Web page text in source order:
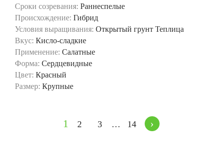
Сроки созревания: Раннеспелые
Происхождение: Гибрид
Условия выращивания: Открытый грунт Теплица
Вкус: Кисло-сладкие
Применение: Салатные
Форма: Сердцевидные
Цвет: Красный
Размер: Крупные
1 2 3 … 14 ›